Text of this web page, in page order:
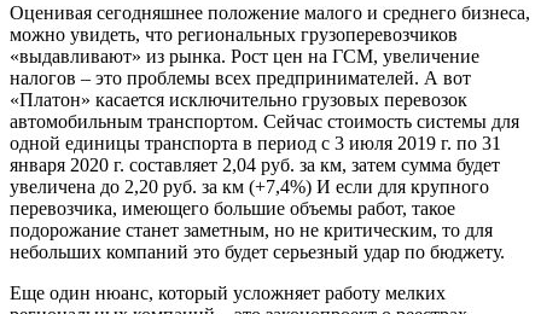
Оценивая сегодняшнее положение малого и среднего бизнеса,
можно увидеть, что региональных грузоперевозчиков
«выдавливают» из рынка. Рост цен на ГСМ, увеличение
налогов – это проблемы всех предпринимателей. А вот
«Платон» касается исключительно грузовых перевозок
автомобильным транспортом. Сейчас стоимость системы для
одной единицы транспорта в период с 3 июля 2019 г. по 31
января 2020 г. составляет 2,04 руб. за км, затем сумма будет
увеличена до 2,20 руб. за км (+7,4%) И если для крупного
перевозчика, имеющего большие объемы работ, такое
подорожание станет заметным, но не критическим, то для
небольших компаний это будет серьезный удар по бюджету.
Еще один нюанс, который усложняет работу мелких